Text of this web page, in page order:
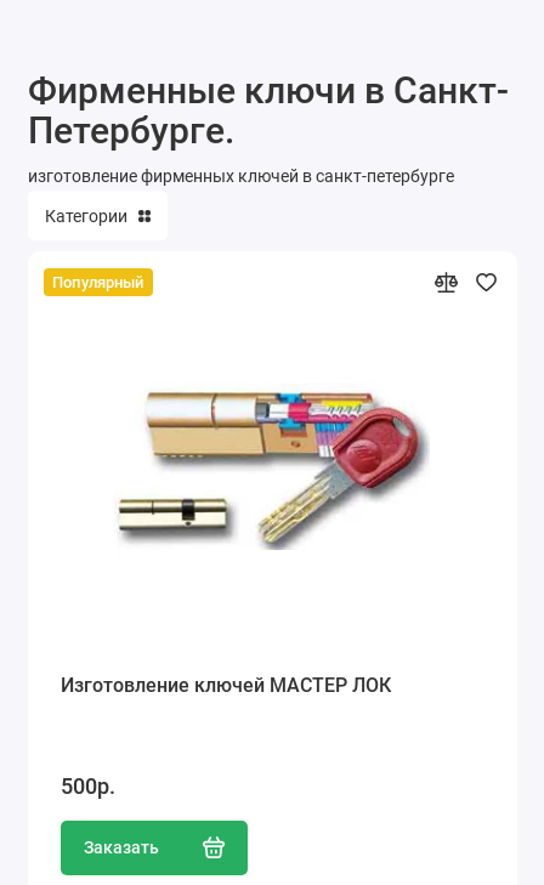
Фирменные ключи в Санкт-
Петербурге.
изготовление фирменных ключей в санкт-петербурге
Категории
Популярный
Изготовление ключей МАСТЕР ЛОК
500р.
Заказать